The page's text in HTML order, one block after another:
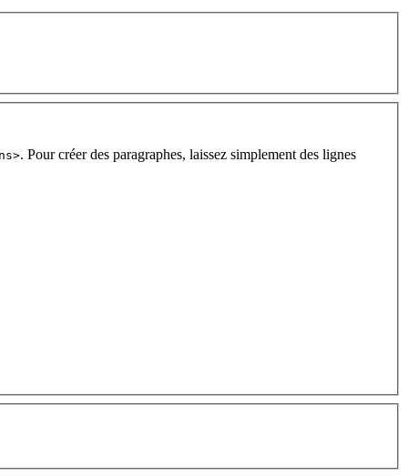
. Pour créer des paragraphes, laissez simplement des lignes